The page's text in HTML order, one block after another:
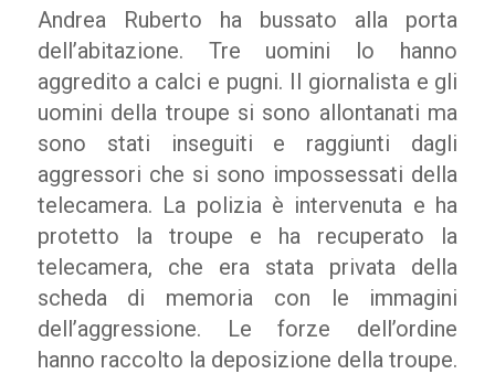
Andrea Ruberto ha bussato alla porta
dell’abitazione. Tre uomini lo hanno
aggredito a calci e pugni. Il giornalista e gli
uomini della troupe si sono allontanati ma
sono stati inseguiti e raggiunti dagli
aggressori che si sono impossessati della
telecamera. La polizia è intervenuta e ha
protetto la troupe e ha recuperato la
telecamera, che era stata privata della
scheda di memoria con le immagini
dell’aggressione. Le forze dell’ordine
hanno raccolto la deposizione della troupe.